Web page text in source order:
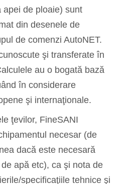
apei de ploaie) sunt
din desenele de
de comenzi AutoNET.
şi transferate în
au o bogată bază
în considerare
şi internaţionale.
ţevilor, FineSANI
necesar (de
dacă este necesară
apă etc), ca şi nota de
specificaţiile tehnice şi